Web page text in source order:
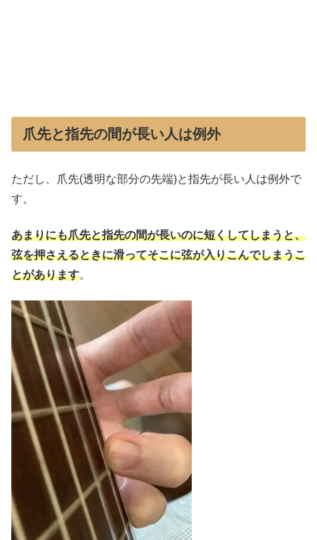
爪先と指先の間が長い人は例外
ただし、爪先(透明な部分の先端)と指先が長い人は例外で
す。
あまりにも爪先と指先の間が長いのに短くしてしまうと、
弦を押さえるときに滑ってそこに弦が入りこんでしまうこ
とがあります。